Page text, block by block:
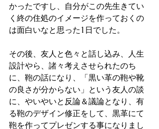
かったですし、自分がこの先生きてい
く終の住処のイメージを作っておくの
は面白いなと思った1日でした。
その後、友人と色々と話し込み、人生
設計やら、諸々考えさせられたのち
に、鞄の話になり、「黒い革の鞄や靴
の良さが分からない」という友人の談
に、やいやいと反論＆議論となり、有
る鞄のデザイン修正をして、黒革にて
鞄を作ってプレゼンする事になりまし